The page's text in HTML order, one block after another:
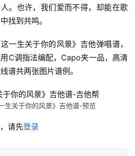
。也许，我们爱而不得，却能在歌
找到共鸣。
这一生关于你的风景》吉他弹唱谱，
C调指法编配，Capo夹一品，高清
谱共两张图片谱例。
生关于你的风景》吉他谱-预览
请先登录